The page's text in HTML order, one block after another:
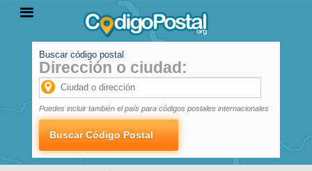
PROVINCIAS
LOCALIDADES
Buscar código postal
Dirección o ciudad:
Puedes incluir también el país para códigos postales internacionales